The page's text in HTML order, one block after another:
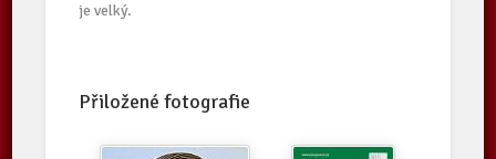
je velký.
Přiložené fotografie